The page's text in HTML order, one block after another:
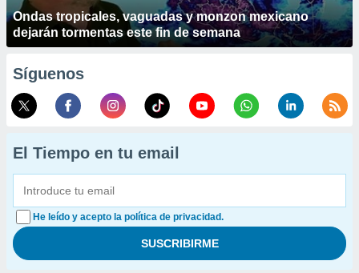
Ondas tropicales, vaguadas y monzon mexicano
dejarán tormentas este fin de semana
Síguenos
El Tiempo en tu email
He leído y acepto la política de privacidad.